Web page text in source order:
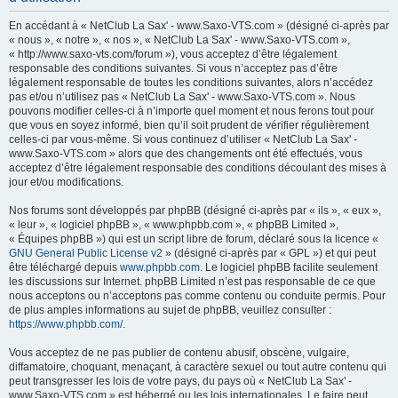
h
En accédant à « NetClub La Sax' - www.Saxo-VTS.com » (désigné ci-après par
« nous », « notre », « nos », « NetClub La Sax' - www.Saxo-VTS.com »,
« http://www.saxo-vts.com/forum »), vous acceptez d’être légalement
responsable des conditions suivantes. Si vous n’acceptez pas d’être
légalement responsable de toutes les conditions suivantes, alors n’accédez
pas et/ou n’utilisez pas « NetClub La Sax' - www.Saxo-VTS.com ». Nous
pouvons modifier celles-ci à n’importe quel moment et nous ferons tout pour
que vous en soyez informé, bien qu’il soit prudent de vérifier régulièrement
celles-ci par vous-même. Si vous continuez d’utiliser « NetClub La Sax' -
www.Saxo-VTS.com » alors que des changements ont été effectués, vous
acceptez d’être légalement responsable des conditions découlant des mises à
jour et/ou modifications.
Nos forums sont développés par phpBB (désigné ci-après par « ils », « eux »,
« leur », « logiciel phpBB », « www.phpbb.com », « phpBB Limited »,
« Équipes phpBB ») qui est un script libre de forum, déclaré sous la licence «
GNU General Public License v2 » (désigné ci-après par « GPL ») et qui peut
être téléchargé depuis www.phpbb.com. Le logiciel phpBB facilite seulement
les discussions sur Internet. phpBB Limited n’est pas responsable de ce que
nous acceptons ou n’acceptons pas comme contenu ou conduite permis. Pour
de plus amples informations au sujet de phpBB, veuillez consulter :
https://www.phpbb.com/.
Vous acceptez de ne pas publier de contenu abusif, obscène, vulgaire,
diffamatoire, choquant, menaçant, à caractère sexuel ou tout autre contenu qui
peut transgresser les lois de votre pays, du pays où « NetClub La Sax' -
www.Saxo-VTS.com » est hébergé ou les lois internationales. Le faire peut